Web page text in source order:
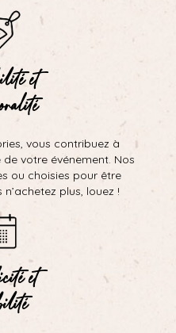
et
vous contribuez à
votre événement. Nos
ou choisies pour être
n’achetez plus, louez !
et